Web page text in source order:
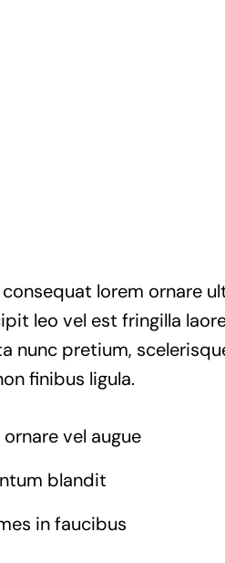
lorem ornare
leo vel est fringilla
nunc pretium,
finibus ligula.
vel augue
blandit
in faucibus